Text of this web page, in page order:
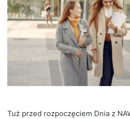
Tuż przed rozpoczęciem Dnia z